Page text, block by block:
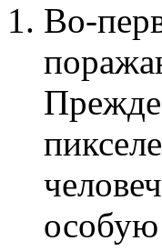
Во-
Прежде
особую